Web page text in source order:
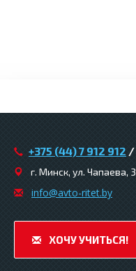
+375 (44) 7 912 912 /
г. Минск, ул. Чапаева, 3
infо@avtо-ritеt.by
ХОЧУ УЧИТЬСЯ!